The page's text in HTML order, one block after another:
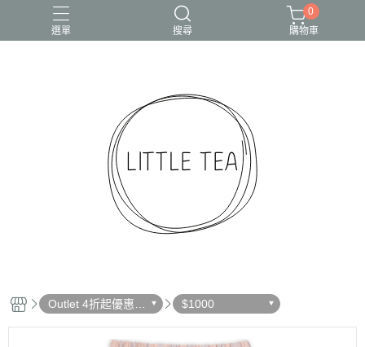
選單 搜尋
0
購物車
Outlet 4折起優惠出
清
$1000